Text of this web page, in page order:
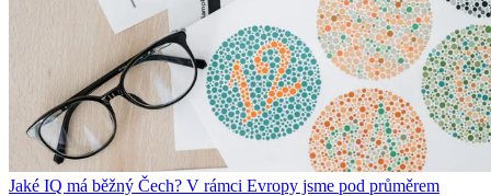
Jaké IQ má běžný Čech? V rámci Evropy jsme pod průměrem